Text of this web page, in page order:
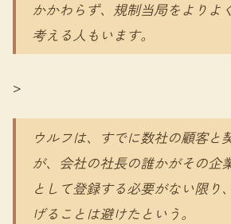
かかわらず、規制当局をよりよ
考える人もいます。
>
ウルフは、すでに数社の顧客と
が、会社の社長の誰かがその企
として登録する必要がない限り
げることは避けたという。